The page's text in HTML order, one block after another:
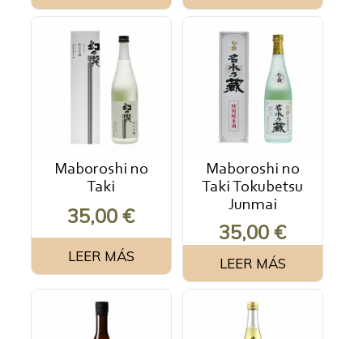
Maboroshi no
Taki
35,00€
LEER MÁS
Maboroshi no
Taki Tokubetsu
Junmai
35,00€
LEER MÁS